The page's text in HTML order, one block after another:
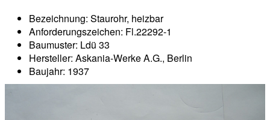
Bezeichnung: Staurohr, heizbar
Anforderungszeichen: Fl.22292-1
Baumuster: Ldü 33
Hersteller: Askania-Werke A.G., Berlin
Baujahr: 1937